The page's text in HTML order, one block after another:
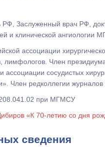
РФ, Заслуженный врач РФ,
и клинической
ассоциации
лимфологов. Член
ассоциации сосудистых
Член редколлегии
при МГМСУ
«К 70-летию со дня
сведения